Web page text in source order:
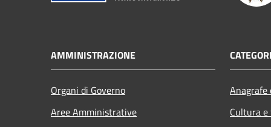
AMMINISTRAZIONE
Organi di Governo
Aree Amministrative
Cultura